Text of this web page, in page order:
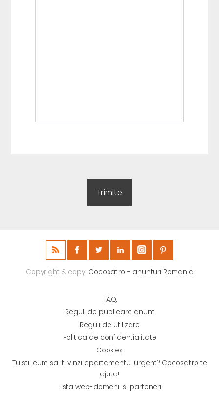
Copyright & copy; Cocosat.ro - anunturi Romania
F.A.Q.
Reguli de publicare anunt
Reguli de utilizare
Politica de confidentialitate
Cookies
Tu stii cum sa iti vinzi apartamentul urgent? Cocosat.ro te
ajuta!
Lista web-domenii si parteneri